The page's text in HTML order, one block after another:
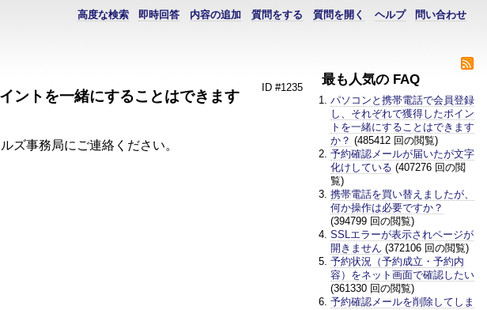
問い合わせ
ヘルプ
質問を開く
質問をする
内容の追加
即時回答
高度な検索
最も人気の FAQ
パソコンと携帯電話で会員登録
し、それぞれで獲得したポイン
トを一緒にすることはできます
か？ (485412 回の閲覧)
予約確認メールが届いたが文字
化けしている (407276 回の閲
覧)
携帯電話を買い替えましたが、
何か操作は必要ですか？
(394799 回の閲覧)
SSLエラーが表示されページが
開きません (372106 回の閲覧)
予約状況（予約成立・予約内
容）をネット画面で確認したい
(361330 回の閲覧)
予約確認メールを削除してしま
ID #1235
ントを一緒にすることはできます
テルズ事務局にご連絡ください。